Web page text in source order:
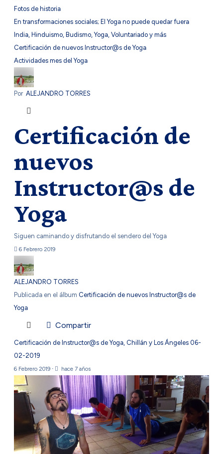
Fotos de historia
En transformaciones sociales; El Yoga no puede quedar fuera
India, Hinduismo, Budismo, Yoga, Voluntariado y más
Certificación de nuevos Instructor@s de Yoga
Actividades mes del Yoga
Por ALEJANDRO TORRES
Certificación de
nuevos
Instructor@s de
Yoga
Siguen caminando y disfrutando el sendero del Yoga
6 Febrero 2019
ALEJANDRO TORRES
Publicada en el álbum Certificación de nuevos Instructor@s de
Yoga
Compartir
Certificación de Instructor@s de Yoga, Chillán y Los Ángeles 06-
02-2019
6 Febrero 2019 · hace 7 años